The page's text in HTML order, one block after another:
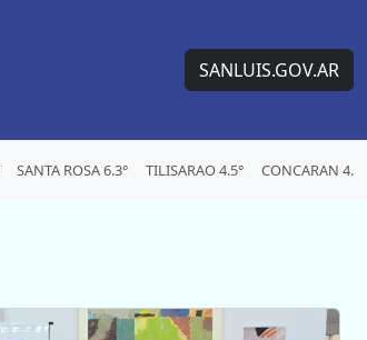
SANLUIS.GOV.AR
SANTA ROSA 6.3° TILISARAO 4.5° CONCARAN 4.4°